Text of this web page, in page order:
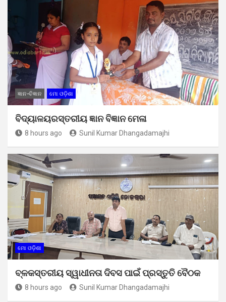
ଜ୍ଞାନ-ବିଜ୍ଞାନ ମୋ ଓଡ଼ିଶା
ବିଦ୍ୟାଳୟରସ୍ତରୀୟ ଜ୍ଞାନ ବିଜ୍ଞାନ ମେଳା
8 hours ago Sunil Kumar Dhangadamajhi
ମୋ ଓଡ଼ିଶା
ବ୍ଳକସ୍ତରୀୟ ସ୍ୱାଧୀନତା ଦିବସ ପାଇଁ ପ୍ରସ୍ତୁତି ବୈଠକ
8 hours ago Sunil Kumar Dhangadamajhi